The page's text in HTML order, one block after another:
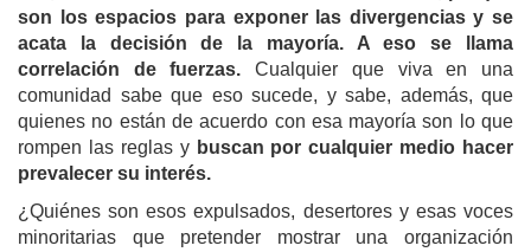
son los espacios para exponer las divergencias y se
acata la decisión de la mayoría. A eso se llama
correlación de fuerzas. Cualquier que viva en una
comunidad sabe que eso sucede, y sabe, además, que
quienes no están de acuerdo con esa mayoría son lo que
rompen las reglas y buscan por cualquier medio hacer
prevalecer su interés.
¿Quiénes son esos expulsados, desertores y esas voces
minoritarias que pretender mostrar una organización